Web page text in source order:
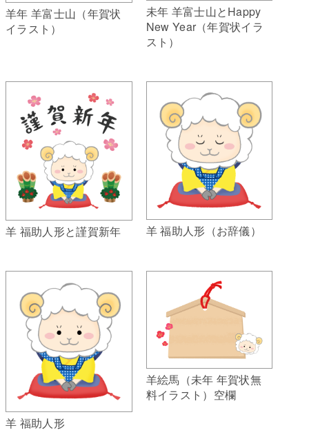
羊年 羊富士山（年賀状
イラスト）
未年 羊富士山とHappy
New Year（年賀状イラ
スト）
羊 福助人形と謹賀新年 羊 福助人形（お辞儀）
羊 福助人形
羊絵馬（未年 年賀状無
料イラスト）空欄